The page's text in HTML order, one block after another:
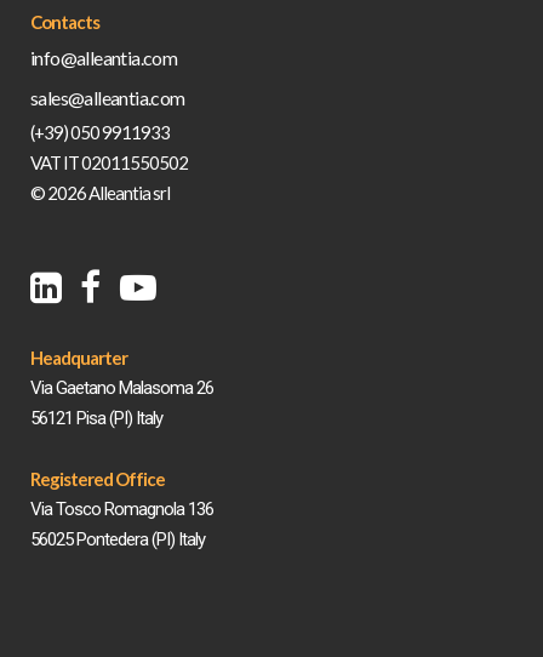
Contacts
info@alleantia.com
sales@alleantia.com
(+39) 050 9911933
VAT IT 02011550502
© 2026 Alleantia srl
Headquarter
Via Gaetano Malasoma 26
56121 Pisa (PI) Italy
Registered Office
Via Tosco Romagnola 136
56025 Pontedera (PI) Italy